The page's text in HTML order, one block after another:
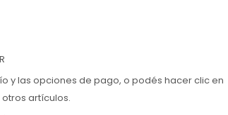
y las opciones de pago, o podés hacer clic en
otros artículos.